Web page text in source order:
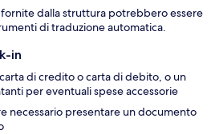
fornite dalla struttura potrebbero essere
di traduzione automatica.
in
di credito o carta di debito, o un
per eventuali spese accessorie
necessario presentare un documento